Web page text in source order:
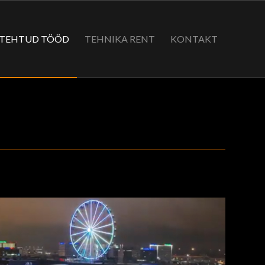
TÖÖD TEHNIKA RENT KONTAKT